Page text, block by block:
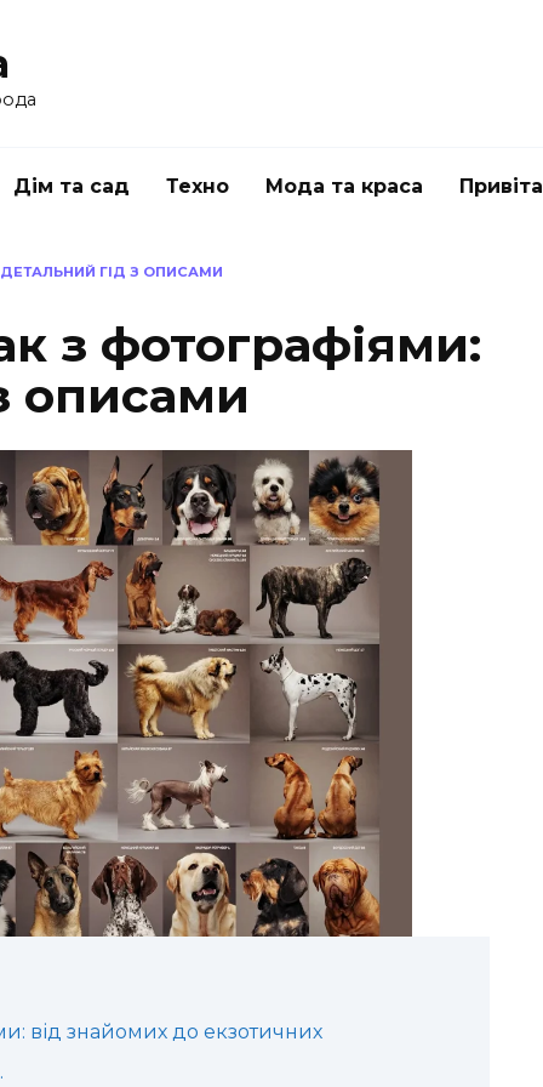
Дім та сад Техно Мода та краса
ГІД З ОПИСАМИ
з фотографіями:
описами
від знайомих до екзотичних